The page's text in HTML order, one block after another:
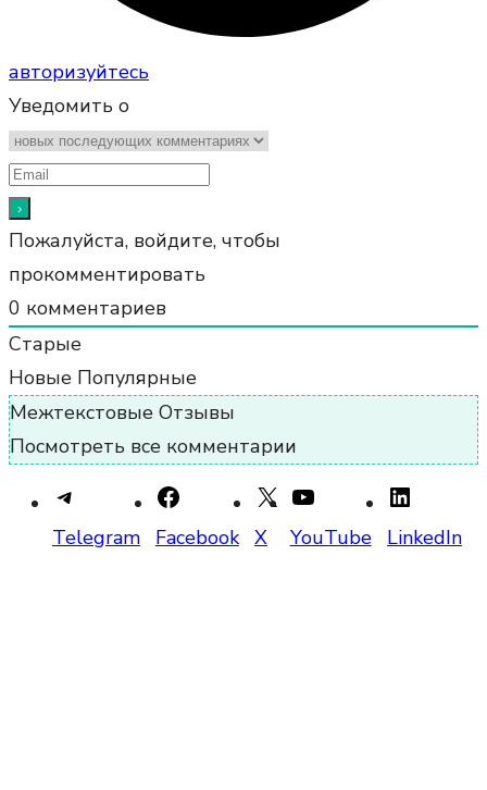
авторизуйтесь
Уведомить о
Пожалуйста, войдите, чтобы
прокомментировать
0 комментариев
Старые
Новые Популярные
Межтекстовые Отзывы
Посмотреть все комментарии
Telegram Facebook X YouTube LinkedIn